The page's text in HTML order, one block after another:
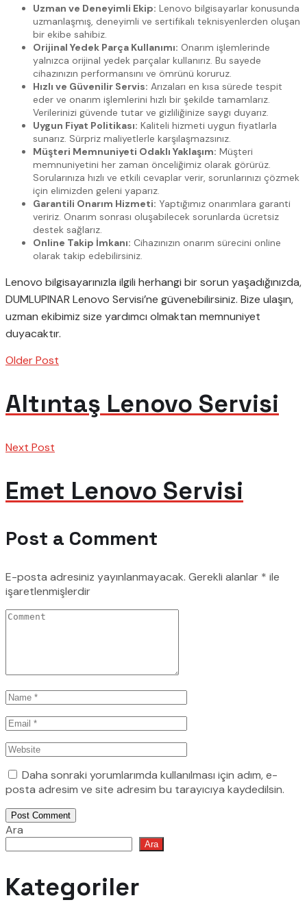
Uzman ve Deneyimli Ekip: Lenovo bilgisayarlar konusunda
uzmanlaşmış, deneyimli ve sertifikalı teknisyenlerden oluşan
bir ekibe sahibiz.
Orijinal Yedek Parça Kullanımı: Onarım işlemlerinde
yalnızca orijinal yedek parçalar kullanırız. Bu sayede
cihazınızın performansını ve ömrünü koruruz.
Hızlı ve Güvenilir Servis: Arızaları en kısa sürede tespit
eder ve onarım işlemlerini hızlı bir şekilde tamamlarız.
Verilerinizi güvende tutar ve gizliliğinize saygı duyarız.
Uygun Fiyat Politikası: Kaliteli hizmeti uygun fiyatlarla
sunarız. Sürpriz maliyetlerle karşılaşmazsınız.
Müşteri Memnuniyeti Odaklı Yaklaşım: Müşteri
memnuniyetini her zaman önceliğimiz olarak görürüz.
Sorularınıza hızlı ve etkili cevaplar verir, sorunlarınızı çözmek
için elimizden geleni yaparız.
Garantili Onarım Hizmeti: Yaptığımız onarımlara garanti
veririz. Onarım sonrası oluşabilecek sorunlarda ücretsiz
destek sağlarız.
Online Takip İmkanı: Cihazınızın onarım sürecini online
olarak takip edebilirsiniz.
Lenovo bilgisayarınızla ilgili herhangi bir sorun yaşadığınızda,
DUMLUPINAR Lenovo Servisi’ne güvenebilirsiniz. Bize ulaşın,
uzman ekibimiz size yardımcı olmaktan memnuniyet
duyacaktır.
Older Post
Altıntaş Lenovo Servisi
Next Post
Emet Lenovo Servisi
Post a Comment
E-posta adresiniz yayınlanmayacak. Gerekli alanlar * ile
işaretlenmişlerdir
Daha sonraki yorumlarımda kullanılması için adım, e-
posta adresim ve site adresim bu tarayıcıya kaydedilsin.
Post Comment
Ara
Ara
Kategoriler